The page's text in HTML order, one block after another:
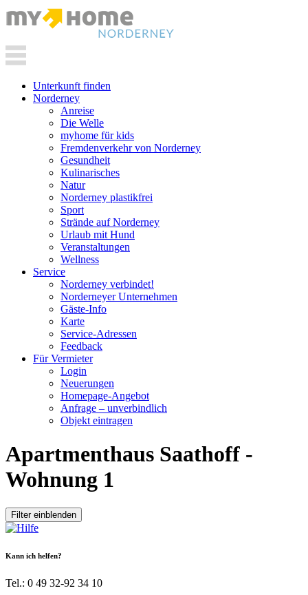
Unterkunft finden
Norderney
Anreise
Die Welle
myhome für kids
Fremdenverkehr von Norderney
Gesundheit
Kulinarisches
Natur
Norderney plastikfrei
Sport
Strände auf Norderney
Urlaub mit Hund
Veranstaltungen
Wellness
Service
Norderney verbindet!
Norderneyer Unternehmen
Gäste-Info
Karte
Service-Adressen
Feedback
Für Vermieter
Login
Neuerungen
Homepage-Angebot
Anfrage – unverbindlich
Objekt eintragen
Apartmenthaus Saathoff -
Wohnung 1
Filter einblenden
Kann ich helfen?
Tel.: 0 49 32-92 34 10